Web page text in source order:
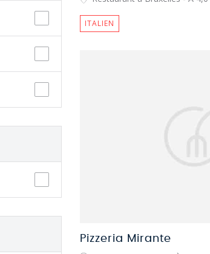
ITALIEN
Pizzeria Mirante